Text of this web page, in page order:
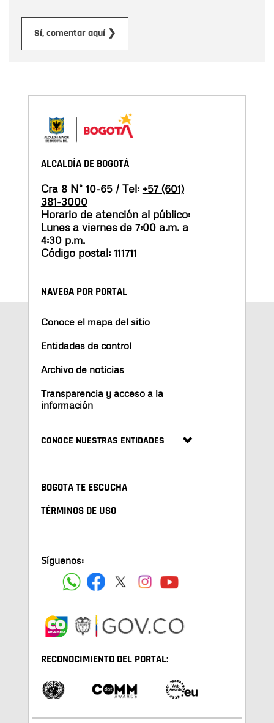
Sí, comentar aquí ❯
ALCALDÍA DE BOGOTÁ
Cra 8 N° 10-65 / Tel: +57 (601)
381-3000
Horario de atención al público:
Lunes a viernes de 7:00 a.m. a
4:30 p.m.
Código postal: 111711
NAVEGA POR PORTAL
Conoce el mapa del sitio
Entidades de control
Archivo de noticias
Transparencia y acceso a la
información
CONOCE NUESTRAS ENTIDADES
BOGOTA TE ESCUCHA
TÉRMINOS DE USO
Síguenos:
RECONOCIMIENTO DEL PORTAL: